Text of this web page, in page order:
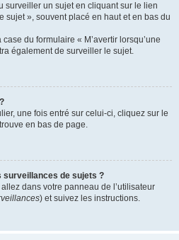
surveiller un sujet en cliquant sur le lien
sujet », souvent placé en haut et en bas du
du formulaire « M’avertir lorsqu’une
également de surveiller le sujet.
une fois entré sur celui-ci, cliquez sur le
en bas de page.
surveillances de sujets ?
dans votre panneau de l’utilisateur
) et suivez les instructions.